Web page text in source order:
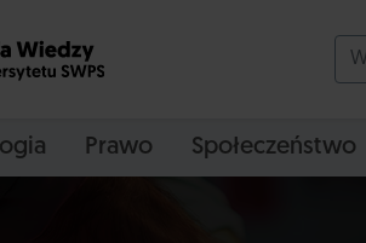
Prawo Społeczeństwo